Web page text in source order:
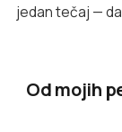
jedan tečaj —
Od mojih